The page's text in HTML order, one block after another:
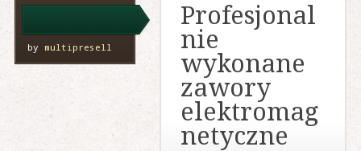
by multipresell
Profesjonal
nie
wykonane
zawory
elektromag
netyczne